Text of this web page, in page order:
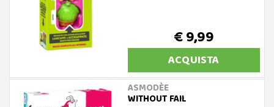
€ 9,99
ACQUISTA
ASMODÈE
WITHOUT FAIL